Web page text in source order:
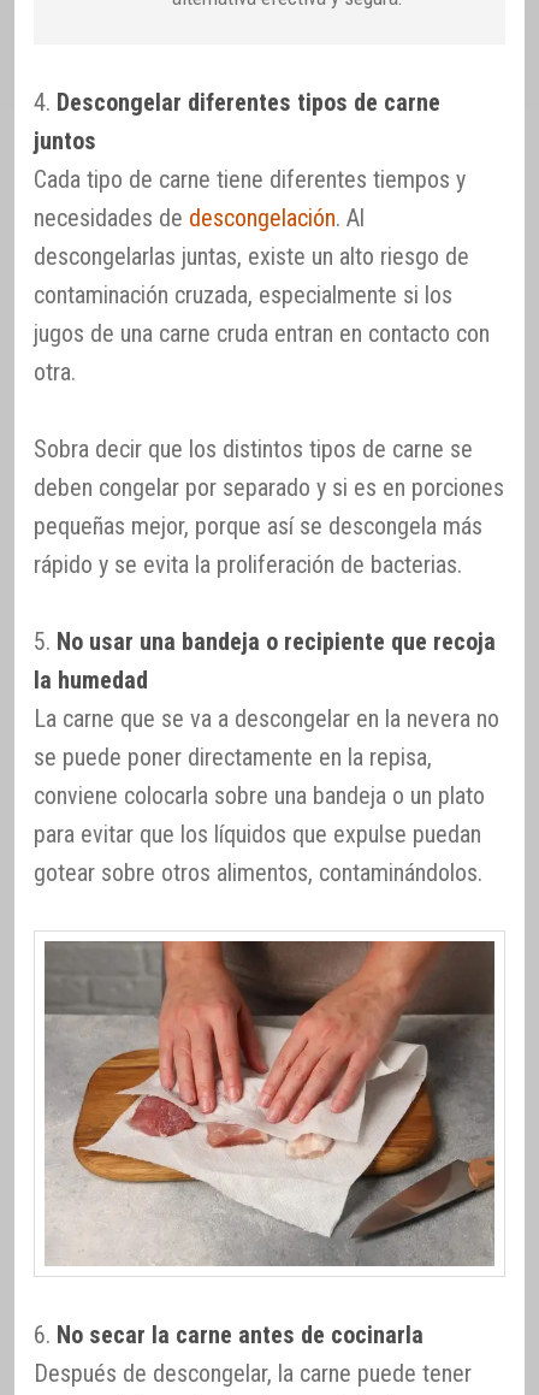
4. Descongelar diferentes tipos de carne
juntos
Cada tipo de carne tiene diferentes tiempos y
necesidades de descongelación. Al
descongelarlas juntas, existe un alto riesgo de
contaminación cruzada, especialmente si los
jugos de una carne cruda entran en contacto con
otra.
Sobra decir que los distintos tipos de carne se
deben congelar por separado y si es en porciones
pequeñas mejor, porque así se descongela más
rápido y se evita la proliferación de bacterias.
5. No usar una bandeja o recipiente que recoja
la humedad
La carne que se va a descongelar en la nevera no
se puede poner directamente en la repisa,
conviene colocarla sobre una bandeja o un plato
para evitar que los líquidos que expulse puedan
gotear sobre otros alimentos, contaminándolos.
6. No secar la carne antes de cocinarla
Después de descongelar, la carne puede tener